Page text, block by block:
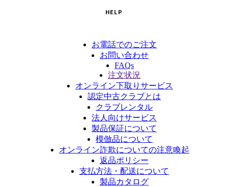
HELP
お電話でのご注文
お問い合わせ
FAQs
注文状況
オンライン下取りサービス
認定中古クラブとは
クラブレンタル
法人向けサービス
製品保証について
模倣品について
オンライン詐欺についての注意喚起
返品ポリシー
支払方法・配送について
製品カタログ